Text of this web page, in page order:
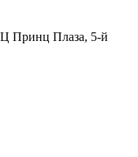
Принц Плаза, 5-й